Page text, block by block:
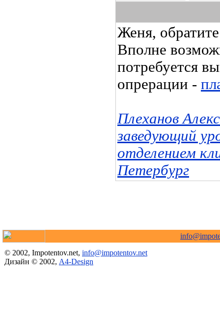
Женя,
Вполне
потребуется
опрерации -
Плеханов
заведующий
отделением
Петербург
© 2002, Impotentov.net, info@impotentov.net
Дизайн © 2002, A4-Design